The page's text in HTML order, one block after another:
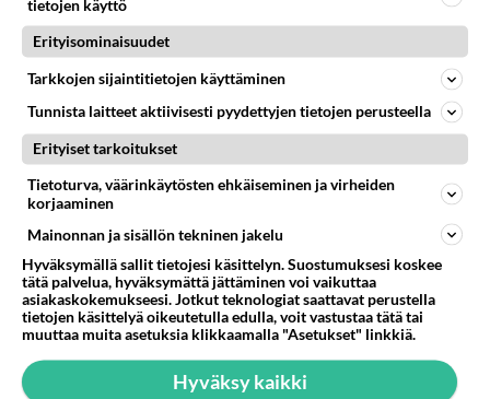
tietojen käyttö
Erityisominaisuudet
Tarkkojen sijaintitietojen käyttäminen
Tunnista laitteet aktiivisesti pyydettyjen tietojen perusteella
Erityiset tarkoitukset
Tietoturva, väärinkäytösten ehkäiseminen ja virheiden
korjaaminen
Mainonnan ja sisällön tekninen jakelu
Hyväksymällä sallit tietojesi käsittelyn. Suostumuksesi koskee
tätä palvelua, hyväksymättä jättäminen voi vaikuttaa
asiakaskokemukseesi. Jotkut teknologiat saattavat perustella
tietojen käsittelyä oikeutetulla edulla, voit vastustaa tätä tai
muuttaa muita asetuksia klikkaamalla "Asetukset" linkkiä.
Hyväksy kaikki